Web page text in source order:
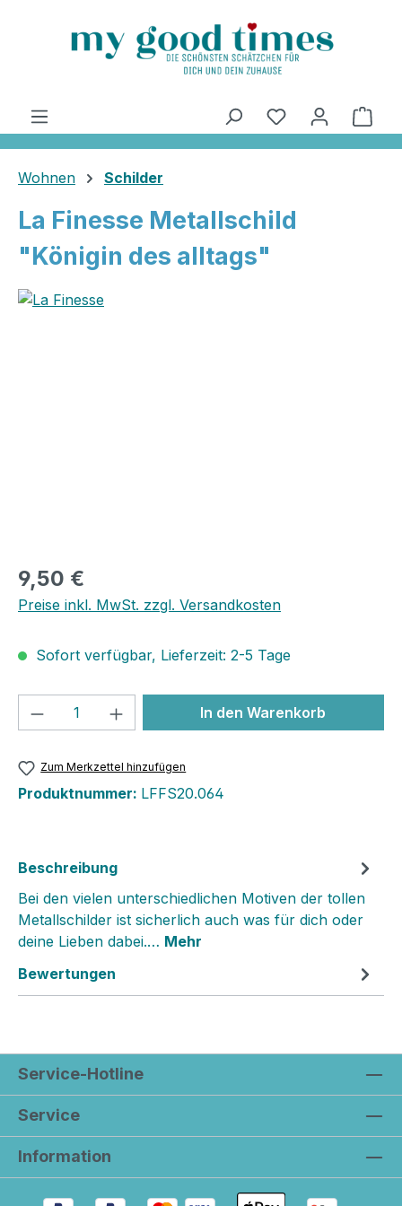
Wohnen Schilder
La Finesse Metallschild
"Königin des alltags"
9,50 €
Preise inkl. MwSt. zzgl. Versandkosten
Sofort verfügbar, Lieferzeit: 2-5 Tage
Produkt Anzahl: Gib denIn den Warenkorb
Zum Merkzettel hinzufügen
Produktnummer: LFFS20.064
Beschreibung
Bei den vielen unterschiedlichen Motiven der tollen
Metallschilder ist sicherlich auch was für dich oder
deine Lieben dabei.… Mehr
Bewertungen
Service-Hotline
Service
Information